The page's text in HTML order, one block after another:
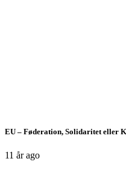
EU – Føderation, Solidaritet eller
11 år ago